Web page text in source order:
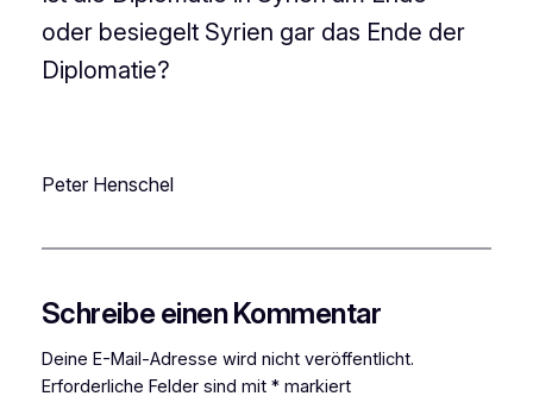
oder besiegelt Syrien gar das Ende der
Diplomatie?
Peter Henschel
Schreibe einen Kommentar
Deine E-Mail-Adresse wird nicht veröffentlicht.
Erforderliche Felder sind mit *markiert